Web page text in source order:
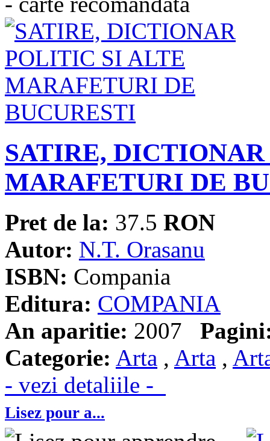
SATIRE,
MARAFETURI DE
Pret de la: 37.5 RON
Autor: N.T. Orasanu
ISBN: Compania
Editura: COMPANIA
An aparitie: 2007
Categorie: Arta , Arta ,
- vezi detaliile -
Lisez pour a...